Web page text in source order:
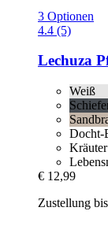
3 Optionen
4.4 (5)
Lechuza
Weiß
Docht-
€ 12,99
Zustellung